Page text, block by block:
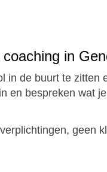
in
in de buurt te
en bespreken wat
geen